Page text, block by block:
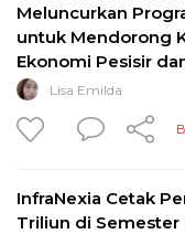
Meluncurkan
untuk Mendorong
Ekonomi Pesisir
Lisa Emilda
InfraNexia Cetak
Triliun di Semester